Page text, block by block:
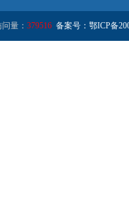
量： 379516 备案号：鄂ICP备